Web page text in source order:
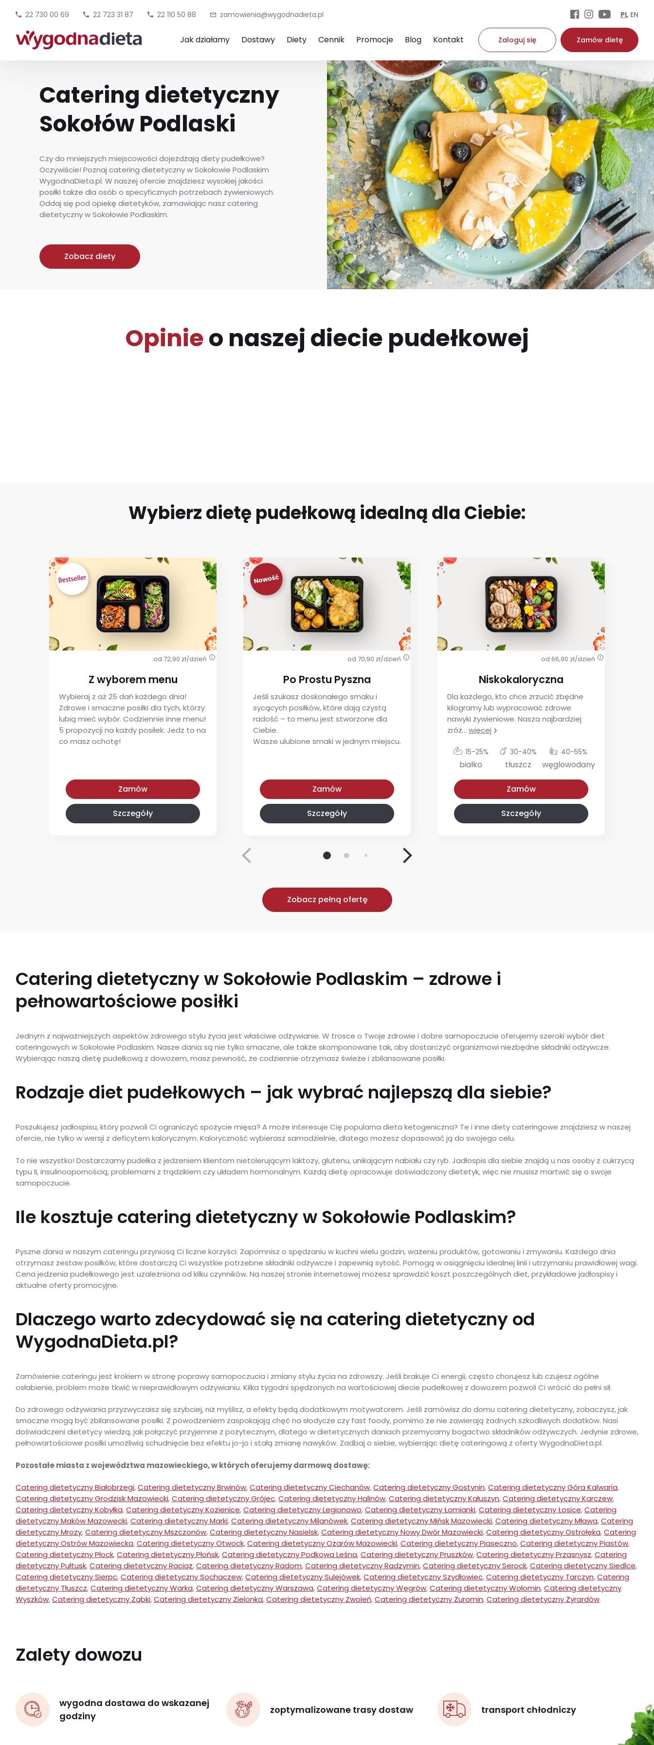
22 730 00 69 22 723 31 87 22 110 50 88 zamowienia@wygodnadieta.pl PL EN
Jak działamy Dostawy Diety Cennik Promocje Blog Kontakt Zaloguj się Zamów dietę
Catering dietetyczny
Sokołów Podlaski
Czy do mniejszych miejscowości dojeżdżają diety pudełkowe?
Oczywiście! Poznaj catering dietetyczny w Sokołowie Podlaskim
WygodnaDieta.pl. W naszej ofercie znajdziesz wysokiej jakości
posiłki także dla osób o specyficznych potrzebach żywieniowych.
Oddaj się pod opiekę dietetyków, zamawiając nasz catering
dietetyczny w Sokołowie Podlaskim.
Zobacz diety
Opinieo naszej diecie pudełkowej
Wybierz dietę pudełkową idealną dla Ciebie:
od 72,90 zł/dzień i
Z wyborem menu
Wybieraj z aż 25 dań każdego dnia!
Zdrowe i smaczne posiłki dla tych, którzy
lubią mieć wybór. Codziennie inne menu!
5 propozycji na każdy posiłek. Jedz to na
co masz ochotę!
Z wyborem menu
Zamów
Szczegóły
od 70,90 zł/dzień i
Po Prostu Pyszna
Jeśli szukasz doskonałego smaku i
sycących posiłków, które dają czystą
radość – to menu jest stworzone dla
Ciebie.
Wasze ulubione smaki w jednym miejscu.
Po Prostu Pyszna
Zamów
Szczegóły
od 66,90 zł/dzień i
Niskokaloryczna
Dla każdego, kto chce zrzucić zbędne
kilogramy lub wypracować zdrowe
nawyki żywieniowe. Nasza najbardziej
zróż... więcej
15-25%
białko
30-40%
tłuszcz
40-55%
węglowodany
Zamów
Szczegóły
Zobacz pełną ofertę
Catering dietetyczny w Sokołowie Podlaskim – zdrowe i
pełnowartościowe posiłki
Jednym z najważniejszych aspektów zdrowego stylu życia jest właściwe odżywianie. W trosce o Twoje zdrowie i dobre samopoczucie oferujemy szeroki wybór diet
cateringowych w Sokołowie Podlaskim. Nasze dania są nie tylko smaczne, ale także skomponowane tak, aby dostarczyć organizmowi niezbędne składniki odżywcze.
Wybierając naszą dietę pudełkową z dowozem, masz pewność, że codziennie otrzymasz świeże i zbilansowane posiłki.
Rodzaje diet pudełkowych – jak wybrać najlepszą dla siebie?
Poszukujesz jadłospisu, który pozwoli Ci ograniczyć spożycie mięsa? A może interesuje Cię popularna dieta ketogeniczna? Te i inne diety cateringowe znajdziesz w naszej
ofercie, nie tylko w wersji z deficytem kalorycznym. Kaloryczność wybierasz samodzielnie, dlatego możesz dopasować ją do swojego celu.
To nie wszystko! Dostarczamy pudełka z jedzeniem klientom nietolerującym laktozy, glutenu, unikającym nabiału czy ryb. Jadłospis dla siebie znajdą u nas osoby z cukrzycą
typu II, insulinoopornością, problemami z trądzikiem czy układem hormonalnym. Każdą dietę opracowuje doświadczony dietetyk, więc nie musisz martwić się o swoje
samopoczucie.
Ile kosztuje catering dietetyczny w Sokołowie Podlaskim?
Pyszne dania w naszym cateringu przyniosą Ci liczne korzyści. Zapomnisz o spędzaniu w kuchni wielu godzin, ważeniu produktów, gotowaniu i zmywaniu. Każdego dnia
otrzymasz zestaw posiłków, które dostarczą Ci wszystkie potrzebne składniki odżywcze i zapewnią sytość. Pomogą w osiągnięciu idealnej linii i utrzymaniu prawidłowej wagi.
Cena jedzenia pudełkowego jest uzależniona od kilku czynników. Na naszej stronie internetowej możesz sprawdzić koszt poszczególnych diet, przykładowe jadłospisy i
aktualne oferty promocyjne.
Dlaczego warto zdecydować się na catering dietetyczny od
WygodnaDieta.pl?
Zamówienie cateringu jest krokiem w stronę poprawy samopoczucia i zmiany stylu życia na zdrowszy. Jeśli brakuje Ci energii, często chorujesz lub czujesz ogólne
osłabienie, problem może tkwić w nieprawidłowym odżywianiu. Kilka tygodni spędzonych na wartościowej diecie pudełkowej z dowozem pozwoli Ci wrócić do pełni sił.
Do zdrowego odżywiania przyzwyczaisz się szybciej, niż myślisz, a efekty będą dodatkowym motywatorem. Jeśli zamówisz do domu catering dietetyczny, zobaczysz, jak
smaczne mogą być zbilansowane posiłki. Z powodzeniem zaspokajają chęć na słodycze czy fast foody, pomimo że nie zawierają żadnych szkodliwych dodatków. Nasi
doświadczeni dietetycy wiedzą, jak połączyć przyjemne z pożytecznym, dlatego w dietetycznych daniach przemycamy bogactwo składników odżywczych. Jedynie zdrowe,
pełnowartościowe posiłki umożliwią schudnięcie bez efektu jo-jo i stałą zmianę nawyków. Zadbaj o siebie, wybierając dietę cateringową z oferty WygodnaDieta.pl.
Pozostałe miasta z województwa mazowieckiego, w których oferujemy darmową dostawę:
Catering dietetyczny Białobrzegi,Catering dietetyczny Brwinów,Catering dietetyczny Ciechanów,Catering dietetyczny Gostynin,Catering dietetyczny Góra Kalwaria,
Catering dietetyczny Grodzisk Mazowiecki,Catering dietetyczny Grójec,Catering dietetyczny Halinów,Catering dietetyczny Kałuszyn,Catering dietetyczny Karczew,
Catering dietetyczny Kobyłka,Catering dietetyczny Kozienice,Catering dietetyczny Legionowo,Catering dietetyczny Łomianki,Catering dietetyczny Łosice,Catering
dietetyczny Maków Mazowecki,Catering dietetyczny Marki,Catering dietetyczny Milanówek,Catering dietetyczny Mińsk Mazowiecki,Catering dietetyczny Mława,Catering
dietetyczny Mrozy,Catering dietetyczny Mszczonów,Catering dietetyczny Nasielsk,Catering dietetyczny Nowy Dwór Mazowiecki,Catering dietetyczny Ostrołęka,Catering
dietetyczny Ostrów Mazowiecka,Catering dietetyczny Otwock,Catering dietetyczny Ożarów Mazowiecki,Catering dietetyczny Piaseczno,Catering dietetyczny Piastów,
Catering dietetyczny Płock,Catering dietetyczny Płońsk,Catering dietetyczny Podkowa Leśna,Catering dietetyczny Pruszków,Catering dietetyczny Przasnysz,Catering
dietetyczny Pułtusk,Catering dietetyczny Raciąż,Catering dietetyczny Radom,Catering dietetyczny Radzymin,Catering dietetyczny Serock,Catering dietetyczny Siedlce,
Catering dietetyczny Sierpc,Catering dietetyczny Sochaczew,Catering dietetyczny Sulejówek,Catering dietetyczny Szydłowiec,Catering dietetyczny Tarczyn,Catering
dietetyczny Tłuszcz,Catering dietetyczny Warka,Catering dietetyczny Warszawa,Catering dietetyczny Węgrów,Catering dietetyczny Wołomin,Catering dietetyczny
Wyszków,Catering dietetyczny Ząbki,Catering dietetyczny Zielonka,Catering dietetyczny Zwoleń,Catering dietetyczny Żuromin,Catering dietetyczny Żyrardów.
Zalety dowozu
wygodna dostawa do wskazanej
godziny
zoptymalizowane trasy dostaw transport chłodniczy